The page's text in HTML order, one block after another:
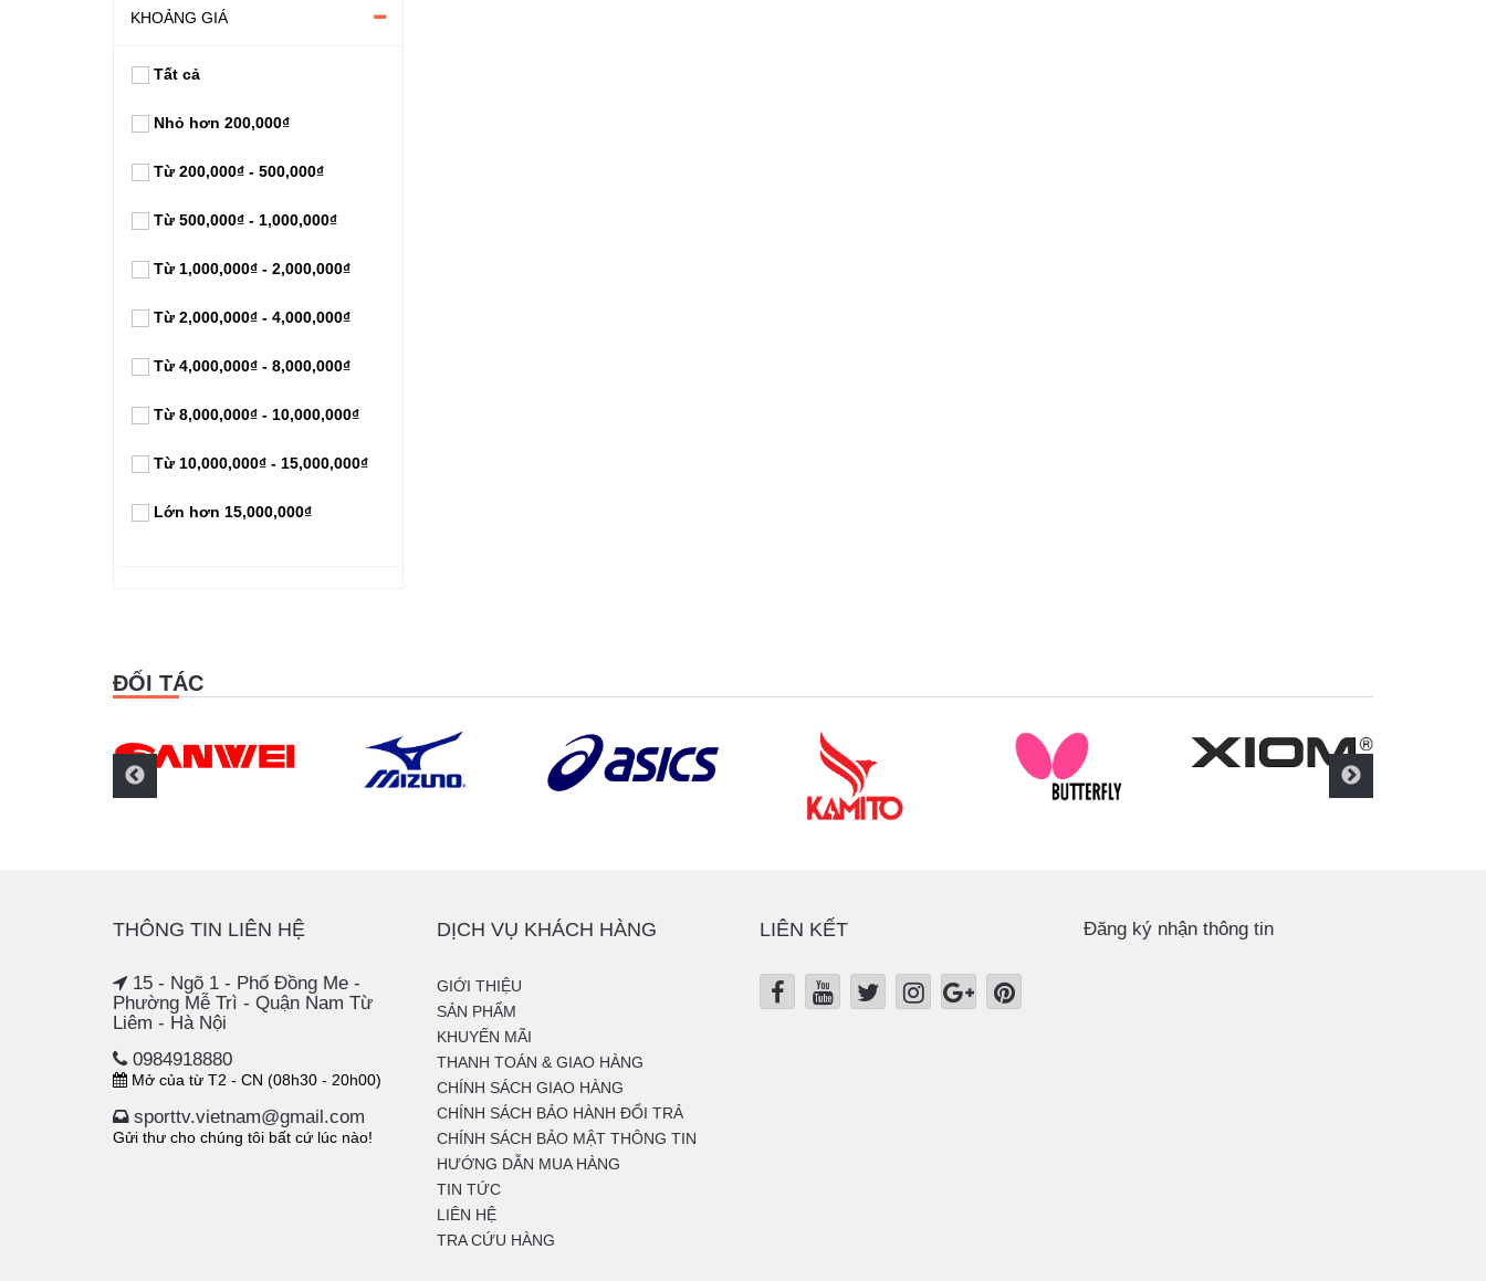
KHOẢNG GIÁ
Tất cả
Nhỏ hơn 200,000₫
Từ 200,000₫ - 500,000₫
Từ 500,000₫ - 1,000,000₫
Từ 1,000,000₫ - 2,000,000₫
Từ 2,000,000₫ - 4,000,000₫
Từ 4,000,000₫ - 8,000,000₫
Từ 8,000,000₫ - 10,000,000₫
Từ 10,000,000₫ - 15,000,000₫
Lớn hơn 15,000,000₫
ĐỐI TÁC
THÔNG TIN LIÊN HỆ
15 - Ngõ 1 - Phố Đồng Me -
Phường Mễ Trì - Quận Nam Từ
Liêm - Hà Nội
0984918880
Mở của từ T2 - CN (08h30 - 20h00)
sporttv.vietnam@gmail.com
Gửi thư cho chúng tôi bất cứ lúc nào!
DỊCH VỤ KHÁCH HÀNG
GIỚI THIỆU
SẢN PHẨM
KHUYẾN MÃI
THANH TOÁN & GIAO HÀNG
CHÍNH SÁCH GIAO HÀNG
CHÍNH SÁCH BẢO HÀNH ĐỔI TRẢ
CHÍNH SÁCH BẢO MẬT THÔNG TIN
HƯỚNG DẪN MUA HÀNG
TIN TỨC
LIÊN HỆ
TRA CỨU HÀNG
LIÊN KẾT Đăng ký nhận thông tin